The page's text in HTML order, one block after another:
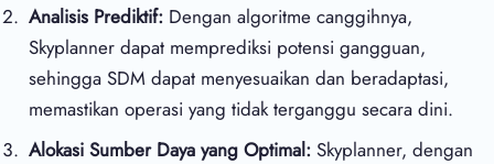
Analisis Prediktif: Dengan algoritme canggihnya,
Skyplanner dapat memprediksi potensi gangguan,
sehingga SDM dapat menyesuaikan dan beradaptasi,
memastikan operasi yang tidak terganggu secara dini.
Alokasi Sumber Daya yang Optimal: Skyplanner, dengan